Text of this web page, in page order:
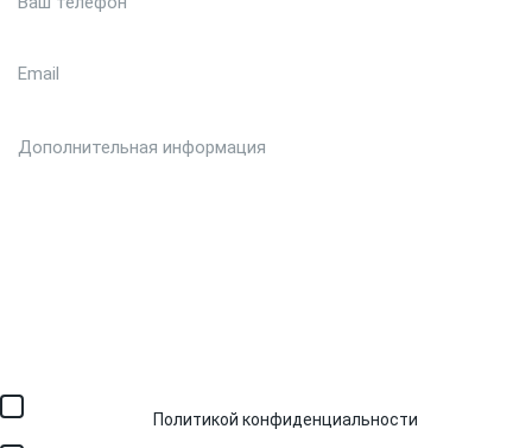
Политикой конфиденциальности